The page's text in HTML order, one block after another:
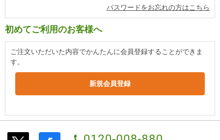
パスワードをお忘れの方はこちら
初めてご利用のお客様へ
ご注文いただいた内容でかんたんに会員登録することができま
す。